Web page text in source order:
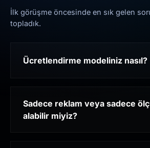
İlk görüşme öncesinde en sık gelen
topladık.
Ücretlendirme modeliniz nasıl?
Sadece reklam veya sadece
alabilir miyiz?